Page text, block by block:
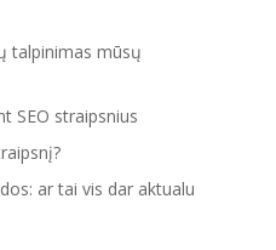
talpinimas mūsų
SEO straipsnius
ar tai vis dar aktualu